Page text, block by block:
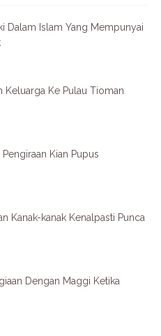
Dalam Islam Yang Mempunyai
Keluarga Ke Pulau Tioman
Kian Pupus
Kanak-kanak Kenalpasti Punca
Dengan Maggi Ketika